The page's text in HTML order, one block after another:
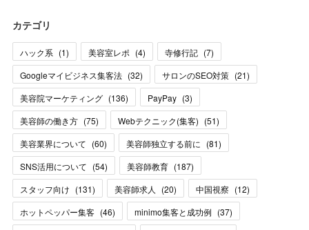
カテゴリ
ハック系 (1) 美容室レポ (4) 寺修行記 (7)
Googleマイビジネス集客法 (32) サロンのSEO対策 (21)
美容院マーケティング (136) PayPay (3)
美容師の働き方 (75) Webテクニック(集客) (51)
美容業界について (60) 美容師独立する前に (81)
SNS活用について (54) 美容師教育 (187)
スタッフ向け (131) 美容師求人 (20) 中国視察 (12)
ホットペッパー集客 (46) minimo集客と成功例 (37)